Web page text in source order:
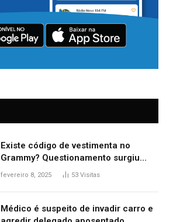
Existe código de vestimenta no
Grammy? Questionamento surgiu
após Bianca Censori, mulher de
fevereiro 8, 2025 53 Visitas
Médico é suspeito de invadir carro e